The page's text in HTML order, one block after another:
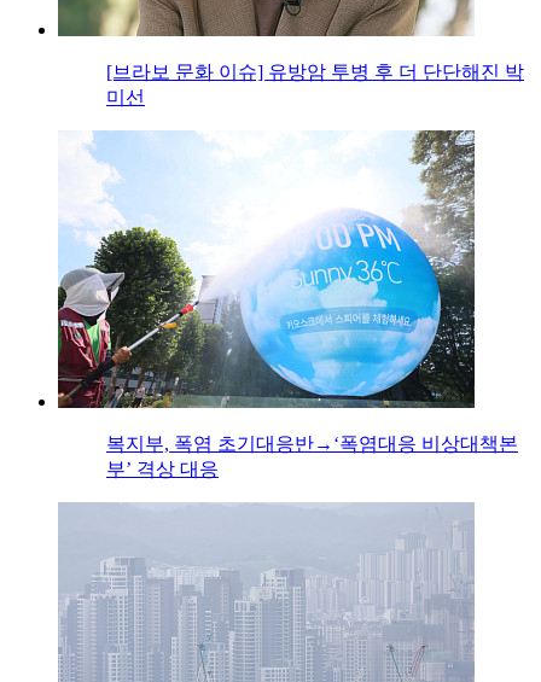
[브라보 문화 이슈] 유방암 투병 후 더 단단해진 박
미선
복지부, 폭염 초기대응반→‘폭염대응 비상대책본
부’ 격상 대응